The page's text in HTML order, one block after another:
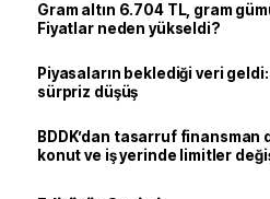
Gram altın 6.704 TL, gram
Fiyatlar neden yükseldi?
Piyasaların beklediği veri
sürpriz düşüş
BDDK’dan tasarruf finansman
konut ve iş yerinde limitler